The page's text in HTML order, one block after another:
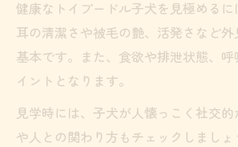
健康なトイプードル子犬を見極めるに
耳の清潔さや被毛の艶、活発さなど
基本です。また、食欲や排泄状態、
イントとなります。
見学時には、子犬が人懐っこく社交
や人との関わり方もチェックしまし